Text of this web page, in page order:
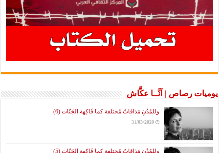
يوميات رصاص | آنَّــا عكَّاش
وللمُدُنِ مَذاقاتٌ مُختلفة كما فَاكِهة الجَنّات (6)
31/03/2020
وللمُدُنِ مَذاقاتٌ مُختلفة كما فَاكِهة الجَنّات (5)